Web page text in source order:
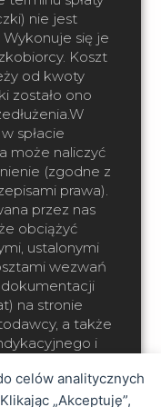
celów analitycznych
„Akceptuję”,
nie jest
się je
Koszt
od kwoty
zostało ono
spłacie
może naliczyć
(zgodne z
prawa).
przez nas
obciążyć
ustalonymi
wezwań
dokumentacji
na stronie
a także
i
u każdego
znaleźć na